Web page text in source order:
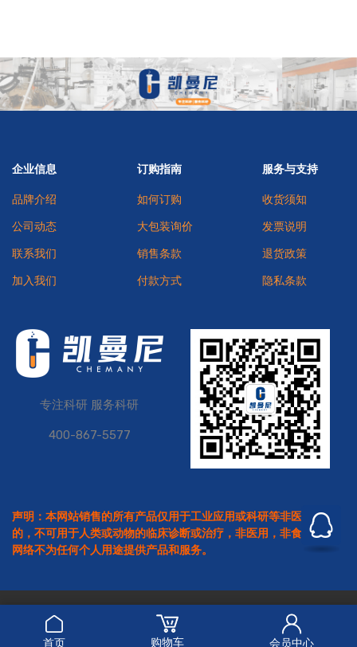
首页 购物车 会员中心
企业信息
品牌介绍
公司动态
联系我们
加入我们
订购指南
如何订购
大包装询价
销售条款
付款方式
服务与支持
收货须知
发票说明
退货政策
隐私条款
专注科研 服务科研
400-867-5577
声明：本网站销售的所有产品仅用于工业应用或科研等非医疗目
的，不可用于人类或动物的临床诊断或治疗，非医用，非食用。本
网络不为任何个人用途提供产品和服务。
Copyright © 2026 凯曼尼
All Rights Reserved.
沪公网安备 31011502019997号
沪ICP备2021037122号